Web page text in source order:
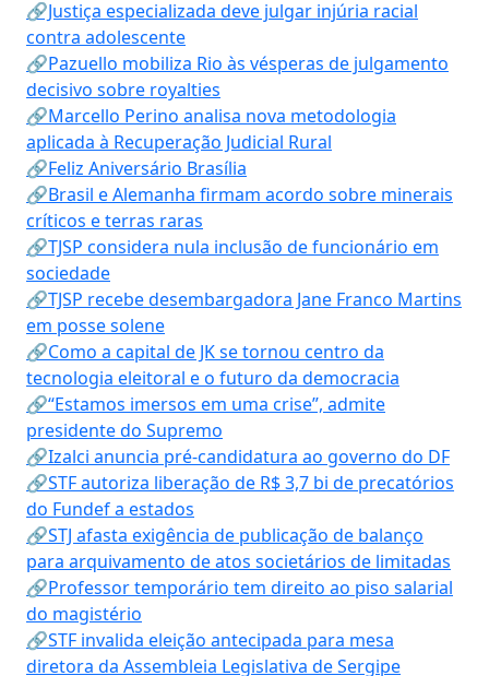
🔗Justiça especializada deve julgar injúria racial
contra adolescente
🔗Pazuello mobiliza Rio às vésperas de julgamento
decisivo sobre royalties
🔗Marcello Perino analisa nova metodologia
aplicada à Recuperação Judicial Rural
🔗Feliz Aniversário Brasília
🔗Brasil e Alemanha firmam acordo sobre minerais
críticos e terras raras
🔗TJSP considera nula inclusão de funcionário em
sociedade
🔗TJSP recebe desembargadora Jane Franco Martins
em posse solene
🔗Como a capital de JK se tornou centro da
tecnologia eleitoral e o futuro da democracia
🔗“Estamos imersos em uma crise”, admite
presidente do Supremo
🔗Izalci anuncia pré-candidatura ao governo do DF
🔗STF autoriza liberação de R$ 3,7 bi de precatórios
do Fundef a estados
🔗STJ afasta exigência de publicação de balanço
para arquivamento de atos societários de limitadas
🔗Professor temporário tem direito ao piso salarial
do magistério
🔗STF invalida eleição antecipada para mesa
diretora da Assembleia Legislativa de Sergipe